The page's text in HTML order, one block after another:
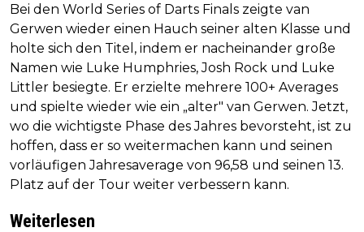
Bei den World Series of Darts Finals zeigte van
Gerwen wieder einen Hauch seiner alten Klasse und
holte sich den Titel, indem er nacheinander große
Namen wie Luke Humphries, Josh Rock und Luke
Littler besiegte. Er erzielte mehrere 100+ Averages
und spielte wieder wie ein „alter" van Gerwen. Jetzt,
wo die wichtigste Phase des Jahres bevorsteht, ist zu
hoffen, dass er so weitermachen kann und seinen
vorläufigen Jahresaverage von 96,58 und seinen 13.
Platz auf der Tour weiter verbessern kann.
Weiterlesen